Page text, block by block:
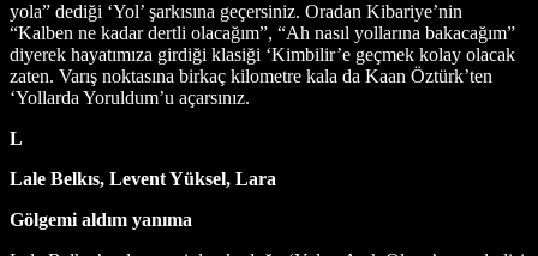
yola” dediği ‘Yol’ şarkısına geçersiniz. Oradan Kibariye’nin
“Kalben ne kadar dertli olacağım”, “Ah nasıl yollarına bakacağım”
diyerek hayatımıza girdiği klasiği ‘Kimbilir’e geçmek kolay olacak
zaten. Varış noktasına birkaç kilometre kala da Kaan Öztürk’ten
‘Yollarda Yoruldum’u açarsınız.
L
Lale Belkıs, Levent Yüksel, Lara
Gölgemi aldım yanıma